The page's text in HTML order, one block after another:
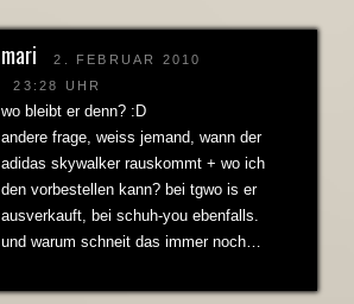
mari
2. FEBRUAR 2010
23:28 UHR
wo bleibt er denn? :D
andere frage, weiss jemand, wann der
adidas skywalker rauskommt + wo ich
den vorbestellen kann? bei tgwo is er
ausverkauft, bei schuh-you ebenfalls.
und warum schneit das immer noch…